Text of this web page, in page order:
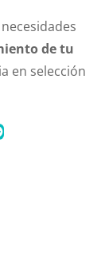
de tu
en selección